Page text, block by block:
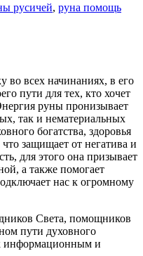
русичей, руна помощь
во всех начинаниях, в его
пути для тех, кто хочет
руны пронизывает
так и нематериальных
богатства, здоровья
защищает от негатива и
для этого она призывает
а также помогает
нас к огромному
Света, помощников
пути духовного
информационным и